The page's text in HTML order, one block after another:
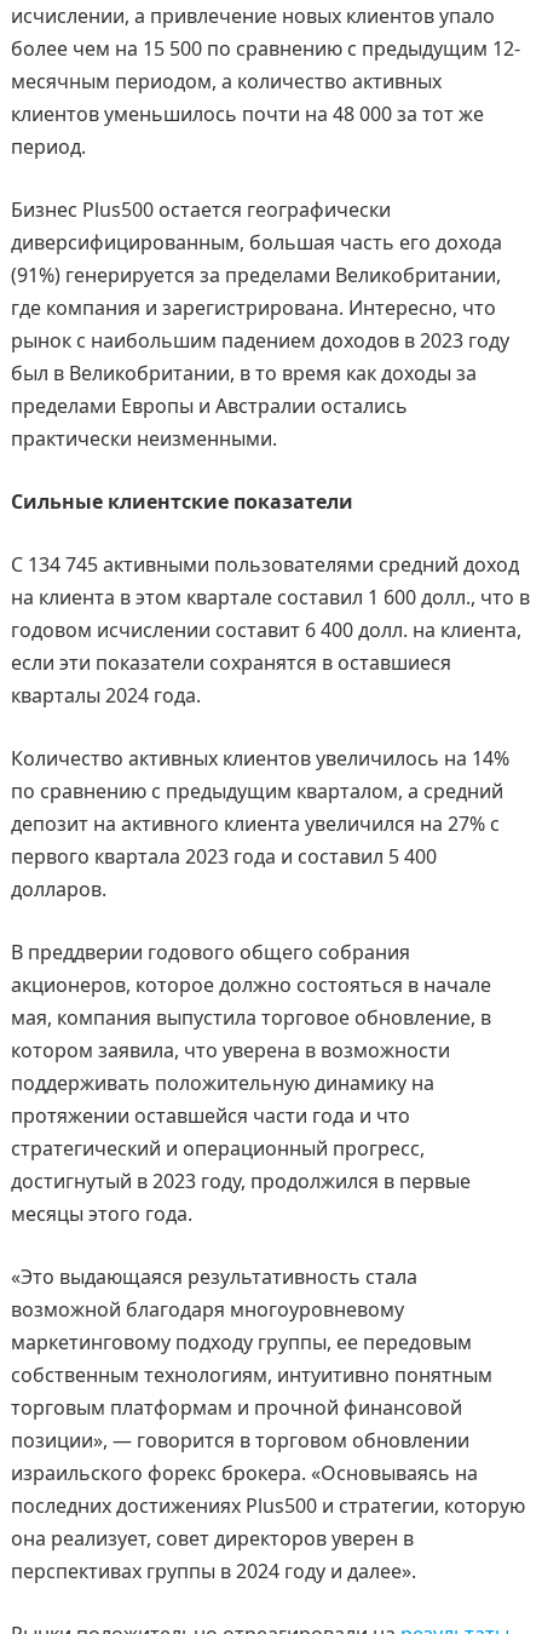
исчислении, а привлечение новых клиентов упало
более чем на 15 500 по сравнению с предыдущим 12-
месячным периодом, а количество активных
клиентов уменьшилось почти на 48 000 за тот же
период.
Бизнес Plus500 остается географически
диверсифицированным, большая часть его дохода
(91%) генерируется за пределами Великобритании,
где компания и зарегистрирована. Интересно, что
рынок с наибольшим падением доходов в 2023 году
был в Великобритании, в то время как доходы за
пределами Европы и Австралии остались
практически неизменными.
Сильные клиентские показатели
С 134 745 активными пользователями средний доход
на клиента в этом квартале составил 1 600 долл., что в
годовом исчислении составит 6 400 долл. на клиента,
если эти показатели сохранятся в оставшиеся
кварталы 2024 года.
Количество активных клиентов увеличилось на 14%
по сравнению с предыдущим кварталом, а средний
депозит на активного клиента увеличился на 27% c
первого квартала 2023 года и составил 5 400
долларов.
В преддверии годового общего собрания
акционеров, которое должно состояться в начале
мая, компания выпустила торговое обновление, в
котором заявила, что уверена в возможности
поддерживать положительную динамику на
протяжении оставшейся части года и что
стратегический и операционный прогресс,
достигнутый в 2023 году, продолжился в первые
месяцы этого года.
«Это выдающаяся результативность стала
возможной благодаря многоуровневому
маркетинговому подходу группы, ее передовым
собственным технологиям, интуитивно понятным
торговым платформам и прочной финансовой
позиции», — говорится в торговом обновлении
израильского форекс брокера. «Основываясь на
последних достижениях Plus500 и стратегии, которую
она реализует, совет директоров уверен в
перспективах группы в 2024 году и далее».